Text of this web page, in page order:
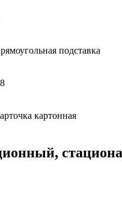
подставка
картонная